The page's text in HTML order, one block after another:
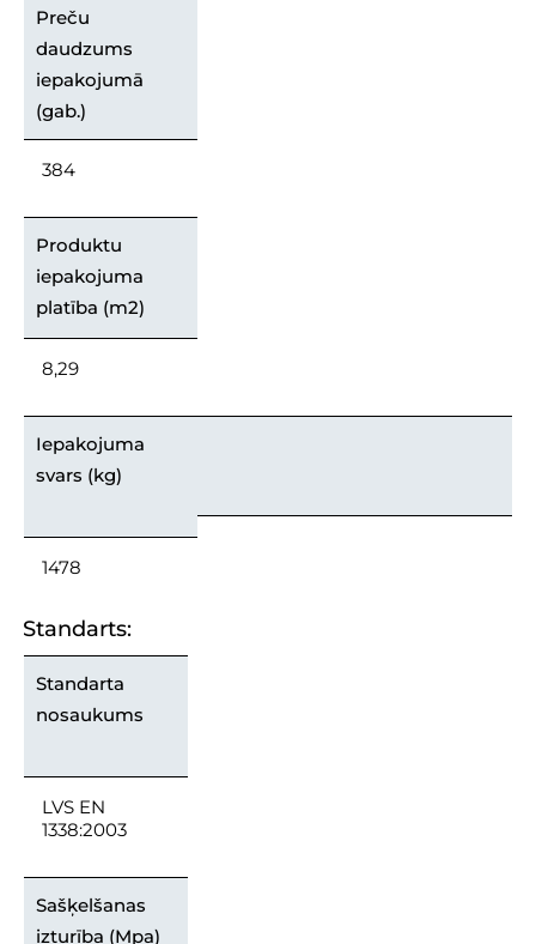
Preču
daudzums
iepakojumā
(gab.)
384
Produktu
iepakojuma
platība (m2)
8,29
Iepakojuma
svars (kg)
1478
Standarts:
Standarta
nosaukums
LVS EN
1338:2003
Sašķelšanas
izturība (Mpa)